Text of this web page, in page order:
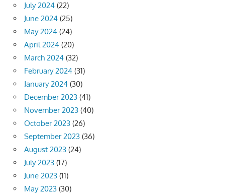
July 2024 (22)
June 2024 (25)
May 2024 (24)
April 2024 (20)
March 2024 (32)
February 2024 (31)
January 2024 (30)
December 2023 (41)
November 2023 (40)
October 2023 (26)
September 2023 (36)
August 2023 (24)
July 2023 (17)
June 2023 (11)
May 2023 (30)